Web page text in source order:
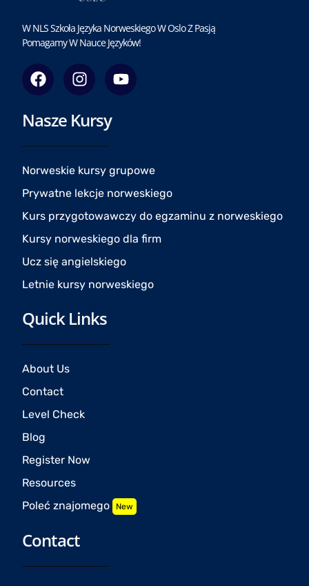
W NLS Szkoła Języka Norweskiego W Oslo Z Pasją
Pomagamy W Nauce Języków!
F
a
c
e
o
o
I
n
s
t
g
r
a
m
Y
o
u
e
Nasze Kursy
Norweskie kursy grupowe
Prywatne lekcje norweskiego
Kurs przygotowawczy do egzaminu z norweskiego
Kursy norweskiego dla firm
Ucz się angielskiego
Letnie kursy norweskiego
Quick Links
About Us
Contact
Level Check
Blog
Register Now
Resources
Poleć znajomego New
Contact